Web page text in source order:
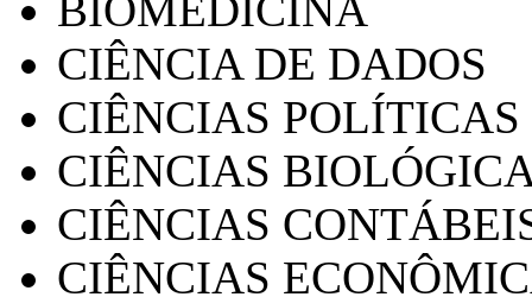
CIÊNCIA DE DADOS
CIÊNCIAS POLÍTICAS
CIÊNCIAS
CIÊNCIAS
CIÊNCIAS